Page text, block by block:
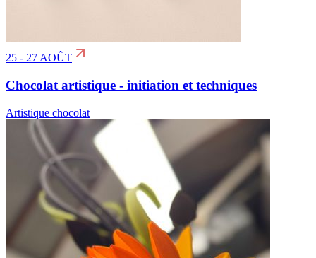
25 - 27 AOÛT
Chocolat artistique - initiation et techniques
Artistique chocolat